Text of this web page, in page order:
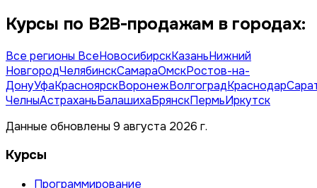
Курсы по B2B-продажам в городах:
Все регионы ВсеНовосибирскКазаньНижний
НовгородЧелябинскСамараОмскРостов-на-
ДонуУфаКрасноярскВоронежВолгоградКраснодар
ЧелныАстраханьБалашихаБрянскПермьИркутск
Данные обновлены 9 августа 2026 г.
Курсы
Программирование